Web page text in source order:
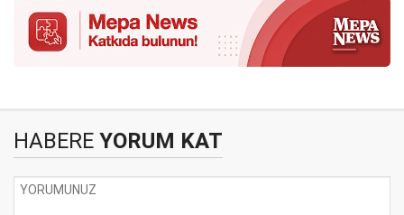
HABERE YORUM KAT